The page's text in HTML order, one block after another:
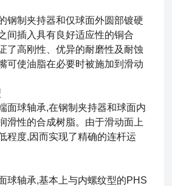
钢制夹持器和仅球面外圆部镀硬
间插入具有良好适应性的铜合
了高刚性、优异的耐磨性及耐蚀
可使油脂在必要时被施加到滑动
面球轴承,在钢制夹持器和球面内
滑性的合成树脂。由于滑动面上
程度,因而实现了精确的连杆运
球轴承,基本上与内螺纹型的PHS